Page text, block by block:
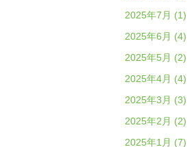
2025年7月 (1)
2025年6月 (4)
2025年5月 (2)
2025年4月 (4)
2025年3月 (3)
2025年2月 (2)
2025年1月 (7)